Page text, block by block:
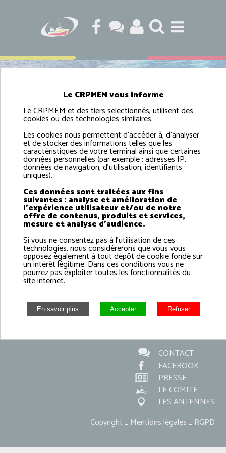
COMITÉ RÉGIONAL
DES PÊCHES MARITIMES
ET DES ÉLEVAGES MARINS
NORMANDIE
9 Quai Lawton Collins
50100 CHERBOURG EN COTENTIN
CONTACT
FACEBOOK
PRESSE
LE COMITÉ
LES ANTENNES
Copyright _ Mentions légales _ RGPD
Le CRPMEM vous informe
Le CRPMEM et des tiers selectionnés, utilisent des
cookies ou des technologies similaires.
Les cookies nous permettent d'accéder à, d'analyser
et de stocker des informations telles que les
caractéristiques de votre terminal ainsi que certaines
données personnelles (par exemple : adresses IP,
données de navigation, d'utilisation, identifiants
uniques).
Ces données sont traitées aux fins
suivantes : analyse et amélioration de
l'expérience utilisateur et/ou de notre
offre de contenus, produits et services,
mesure et analyse d'audience.
Si vous ne consentez pas à l'utilisation de ces
technologies, nous considérerons que vous vous
opposez également à tout dépôt de cookie fondé sur
un intérêt légitime. Dans ces conditions vous ne
pourrez pas exploiter toutes les fonctionnalités du
site internet.